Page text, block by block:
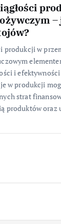
–
produkcji w
i efektywności
w produkcji
strat
produktów oraz